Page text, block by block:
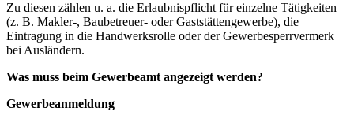
Zu diesen zählen u. a. die Erlaubnispflicht für einzelne Tätigkeiten
(z. B. Makler-, Baubetreuer- oder Gaststättengewerbe), die
Eintragung in die Handwerksrolle oder der Gewerbesperrvermerk
bei Ausländern.
Was muss beim Gewerbeamt angezeigt werden?
Gewerbeanmeldung